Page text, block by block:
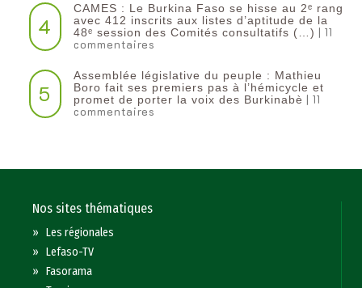
4
CAMES : Le Burkina Faso se hisse au 2ᵉ rang
avec 412 inscrits aux listes d’aptitude de la
48ᵉ session des Comités consultatifs (…) | 11
commentaires
5
Assemblée législative du peuple : Mathieu
Boro fait ses premiers pas à l’hémicycle et
promet de porter la voix des Burkinabè | 11
commentaires
Nos sites thématiques
»Les régionales
»Lefaso-TV
»Fasorama